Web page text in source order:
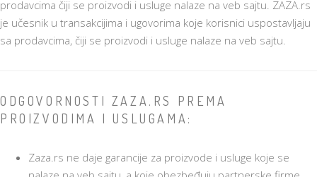
prodavcima čiji se proizvodi i usluge nalaze na veb sajtu. ZAZA.rs
je učesnik u transakcijima i ugovorima koje korisnici uspostavljaju
sa prodavcima, čiji se proizvodi i usluge nalaze na veb sajtu.
ODGOVORNOSTI ZAZA.RS PREMA
PROIZVODIMA I USLUGAMA:
Zaza.rs ne daje garancije za proizvode i usluge koje se